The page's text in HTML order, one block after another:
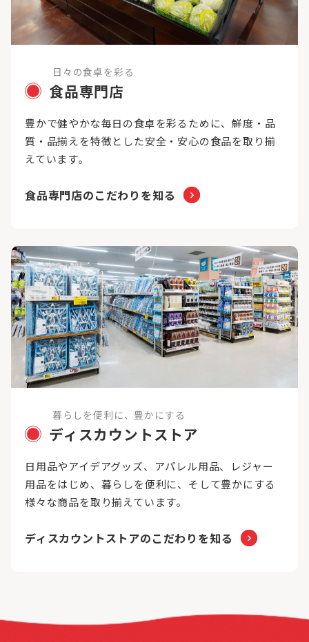
日々の食卓を彩る
食品専門店
豊かで健やかな毎日の食卓を彩るために、鮮度・品
質・品揃えを特徴とした安全・安心の食品を取り揃
えています。
食品専門店のこだわりを知る
暮らしを便利に、豊かにする
ディスカウントストア
日用品やアイデアグッズ、アパレル用品、レジャー
用品をはじめ、暮らしを便利に、そして豊かにする
様々な商品を取り揃えています。
ディスカウントストアのこだわりを知る